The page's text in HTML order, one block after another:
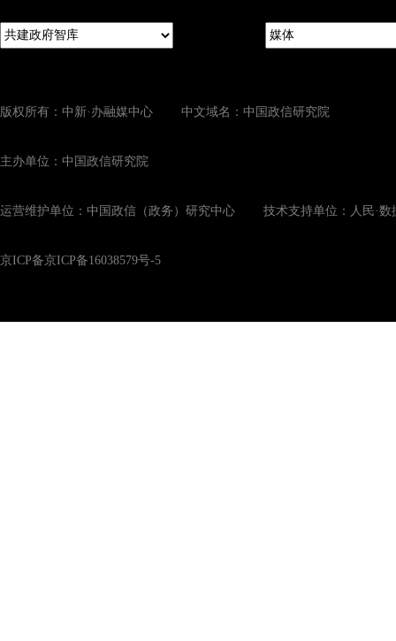
版权所有：中新·办融媒中心 中文域名：中国政信研究院
主办单位：中国政信研究院
运营维护单位：中国政信（政务）研究中心 技术支持单位：人民·数
京ICP备京ICP备16038579号-5